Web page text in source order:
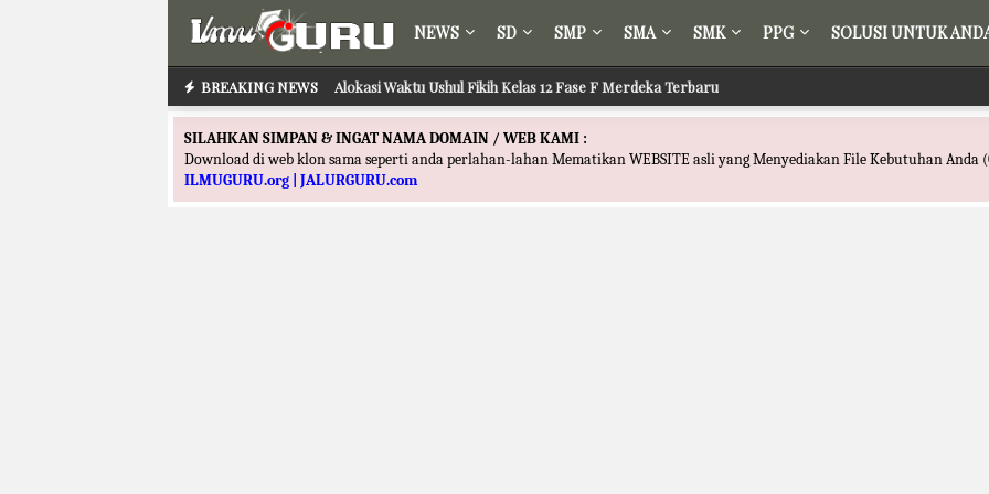
NEWS SD SMP SMA SMK PPG SOLUSI UNTUK
BREAKING NEWS Alokasi Waktu Ushul Fikih Kelas 12 Fase F Merdeka Terbaru
SILAHKAN SIMPAN & INGAT NAMA DOMAIN / WEB KAMI :
Download di web klon sama seperti anda perlahan-lahan Mematikan WEBSITE asli yang Menyediakan File Kebutuhan Anda
ILMUGURU.org | JALURGURU.com